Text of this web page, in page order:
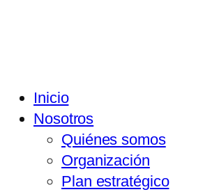
Inicio
Nosotros
Quiénes somos
Organización
Plan estratégico